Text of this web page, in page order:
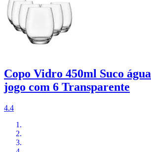
Copo Vidro 450ml Suco
jogo com 6 Transparente
4.4